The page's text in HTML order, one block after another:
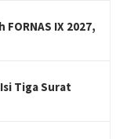
IX 2027,
Tiga Surat